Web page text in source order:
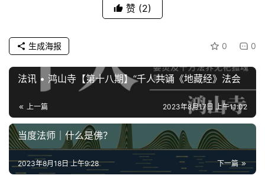
赞 (2)
0 0
生成海报
法讯 • 鸿山寺【第十八期】“千人共诵《地藏经》法会
上一篇 2023年8月17日 上午11:02
当度法师｜什么是佛？
下一篇
2023年8月18日 上午9:28